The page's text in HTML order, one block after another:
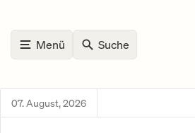
Menü Suche
07. August, 2026